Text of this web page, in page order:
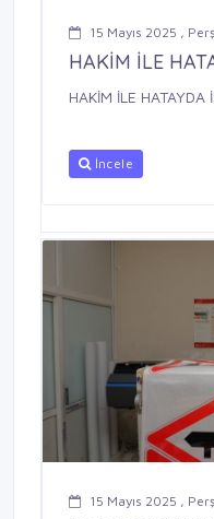
15 Mayıs 2025 ,
HAKİM İLE
HAKİM İLE HATAYDA
İncele
15 Mayıs 2025 ,